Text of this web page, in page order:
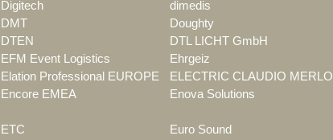
Digitech dimedis
DMT Doughty
DTEN DTL LICHT GmbH
EFM Event Logistics Ehrgeiz
Elation Professional EUROPE ELECTRIC CLAUDIO MERLO
Encore EMEA Enova Solutions
ETC
Euro Sound